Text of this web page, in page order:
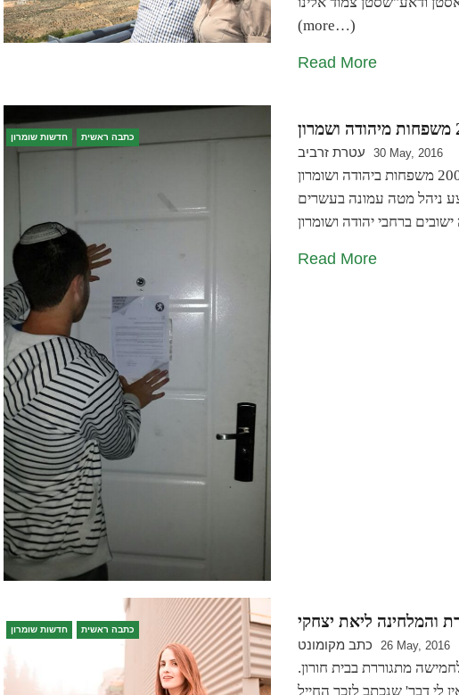
(more…)
Read More
חדשות שומרון כתבה ראשית
עטרת זרביב 30 May, 2016
פעילי מטה עמונה חילקו צווי התראה לכ2000 משפחות ביהודה ושומרון
ניהל מטה עמונה בעשרים
Read More
חדשות שומרון כתבה ראשית והמלחינה ליאת יצחקי
כתב מקומונט 26 May, 2016
מתגוררת בבית חורון.
לי דבר' שנכתב לזכר החייל